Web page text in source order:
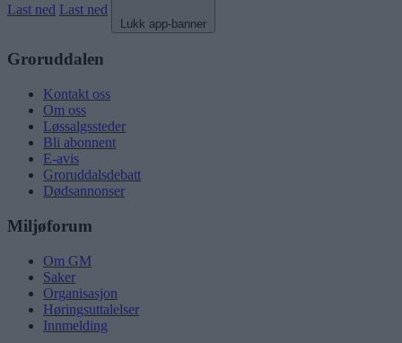
Last ned Last ned
Lukk app-banner
Groruddalen
Kontakt oss
Om oss
Løssalgssteder
Bli abonnent
E-avis
Groruddalsdebatt
Dødsannonser
Miljøforum
Om GM
Saker
Organisasjon
Høringsuttalelser
Innmelding